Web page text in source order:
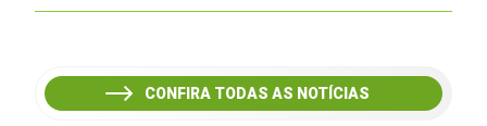
inclui a pecuária entre os setores estratégicos
CONFIRA TODAS AS NOTÍCIAS